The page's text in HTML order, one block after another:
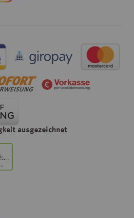
ausgezeichnet
Onlineshop bewerten?